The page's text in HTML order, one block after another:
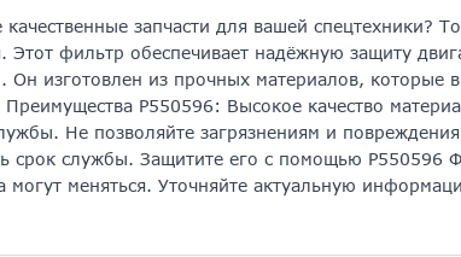
запчасти для вашей спецтехники?
фильтр обеспечивает надёжную защиту
Он изготовлен из прочных материалов, которые
P550596: Высокое качество
Не позволяйте загрязнениям и
срок службы. Защитите его с помощью P550596
меняться. Уточняйте актуальную